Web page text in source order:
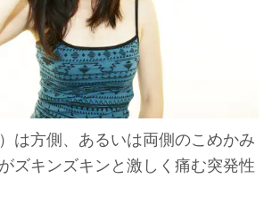
は方側、あるいは両側のこめかみ
ズキンズキンと激しく痛む突発性